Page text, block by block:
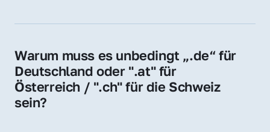
Provider, die Domain zu übernehmen. Gerne
schnellen Prozess.
Warum muss es unbedingt „.de“ für
Deutschland oder ".at" für
Österreich / ".ch" für die Schweiz
sein?